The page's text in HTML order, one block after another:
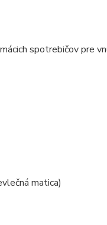
spotrebičov pre
matica)